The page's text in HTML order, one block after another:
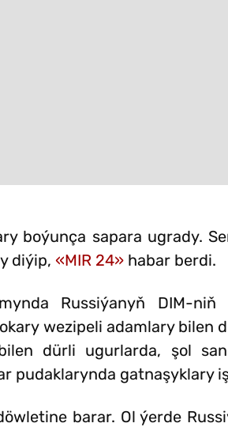
boýunça sapara ugrady.
diýip, «MIR 24» habar berdi.
Russiýanyň DIM-niň
wezipeli adamlary bilen
dürli ugurlarda, şol
pudaklarynda gatnaşyklary
barar. Ol ýerde